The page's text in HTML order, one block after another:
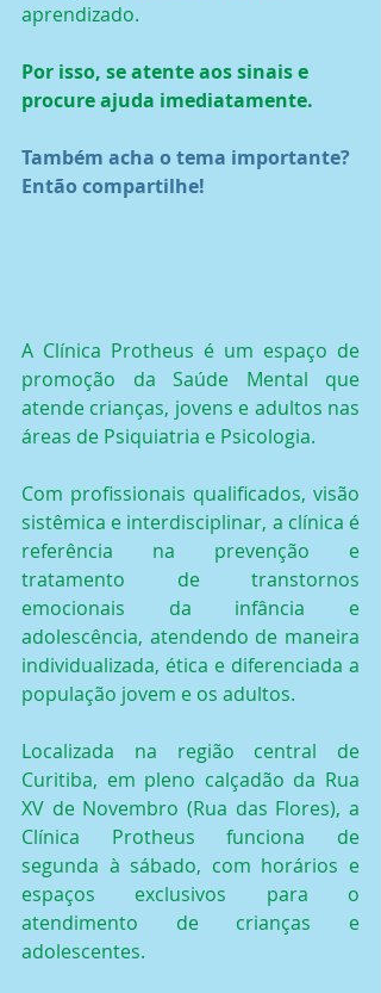
aprendizado.
Por isso, se atente aos sinais e
procure ajuda imediatamente.
Também acha o tema importante?
Então compartilhe!
A Clínica Protheus é um espaço de
promoção da Saúde Mental que
atende crianças, jovens e adultos nas
áreas de Psiquiatria e Psicologia.
Com profissionais qualificados, visão
sistêmica e interdisciplinar, a clínica é
referência na prevenção e
tratamento de transtornos
emocionais da infância e
adolescência, atendendo de maneira
individualizada, ética e diferenciada a
população jovem e os adultos.
Localizada na região central de
Curitiba, em pleno calçadão da Rua
XV de Novembro (Rua das Flores), a
Clínica Protheus funciona de
segunda à sábado, com horários e
espaços exclusivos para o
atendimento de crianças e
adolescentes.